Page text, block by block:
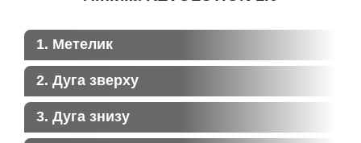
1. Метелик
2. Дуга зверху
3. Дуга знизу